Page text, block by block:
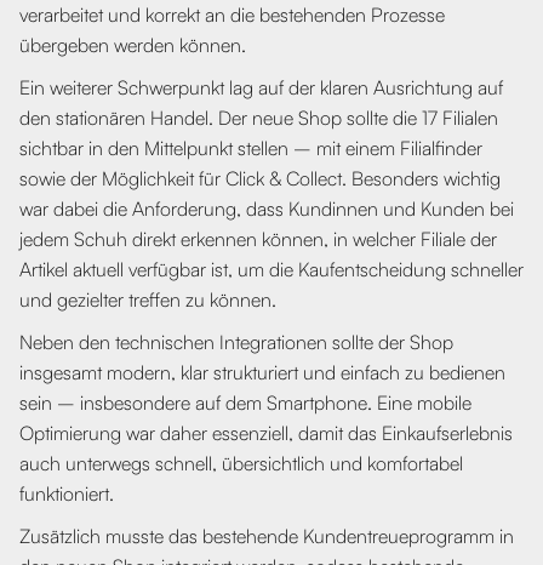
verarbeitet und korrekt an die bestehenden Prozesse
übergeben werden können.
Ein weiterer Schwerpunkt lag auf der klaren Ausrichtung auf
den stationären Handel. Der neue Shop sollte die 17 Filialen
sichtbar in den Mittelpunkt stellen – mit einem Filialfinder
sowie der Möglichkeit für Click & Collect. Besonders wichtig
war dabei die Anforderung, dass Kundinnen und Kunden bei
jedem Schuh direkt erkennen können, in welcher Filiale der
Artikel aktuell verfügbar ist, um die Kaufentscheidung schneller
und gezielter treffen zu können.
Neben den technischen Integrationen sollte der Shop
insgesamt modern, klar strukturiert und einfach zu bedienen
sein – insbesondere auf dem Smartphone. Eine mobile
Optimierung war daher essenziell, damit das Einkaufserlebnis
auch unterwegs schnell, übersichtlich und komfortabel
funktioniert.
Zusätzlich musste das bestehende Kundentreueprogramm in